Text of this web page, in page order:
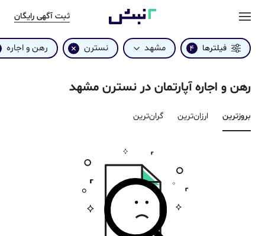
ثبت آگهی رایگان
فیلترها 4 مشهد نسترن رهن و اجاره
رهن و اجاره آپارتمان در نسترن مشهد
بروزترین‌ ارزان‌ترین گران‌ترین